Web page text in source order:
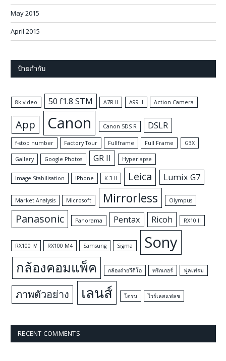
May 2015
April 2015
ป้ายกำกับ
8k video 50 f1.8 STM A7R II A99 II Action Camera
App Canon Canon 5DS R DSLR
f-stop number Factory Tour Fullframe Full Frame G3X
Gallery Google Photos GR II Hyperlapse
Image Stabilisation iPhone K-3 II Leica Lumix G7
Market Analysis Microsoft Mirrorless Olympus
Panasonic Panorama Pentax Ricoh RX10 II
RX100 IV RX100 M4 Samsung Sigma Sony
กล้องคอมแพ็ค กล้องถ่ายวีดีโอ ทริกเกอร์ ฟูลเฟรม
ภาพตัวอย่าง เลนส์ โดรน ไวร์เลสแฟลช
RECENT COMMENTS